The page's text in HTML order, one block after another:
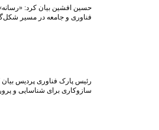
حسین افشین بیان کرد:
فناوری و جامعه در مسیر
رئیس پارک فناوری پردیس بیان
سازوکاری برای شناسایی و